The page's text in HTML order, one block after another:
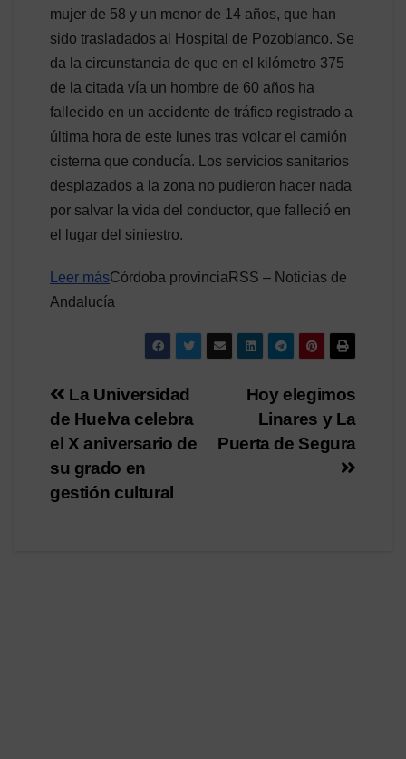
mujer de 58 y un menor de 14 años, que han
sido trasladados al Hospital de Pozoblanco. Se
da la circunstancia de que en el kilómetro 375
de la citada vía un hombre de 60 años ha
fallecido en un accidente de tráfico registrado a
última hora de este lunes tras volcar el camión
cisterna que conducía. Los servicios sanitarios
desplazados a la zona no pudieron hacer nada
por salvar la vida del conductor, que falleció en
el lugar del siniestro.
Leer másCórdoba provinciaRSS – Noticias de
Andalucía
Navegación
de
entradas
Hoy elegimos
Linares y La
Puerta de Segura
La Universidad
de Huelva celebra
el X aniversario de
su grado en
gestión cultural